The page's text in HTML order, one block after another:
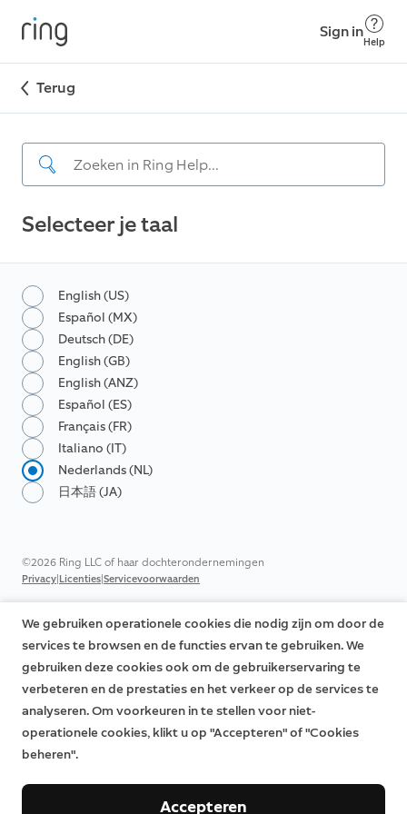
Sign in
Help
Terug
Selecteer je taal
English (US)
Español (MX)
Deutsch (DE)
English (GB)
English (ANZ)
Español (ES)
Français (FR)
Italiano (IT)
Nederlands (NL)
日本語 (JA)
©2026 Ring LLC of haar dochterondernemingen
Privacy|Licenties|Servicevoorwaarden
We gebruiken operationele cookies die nodig zijn om door de
services te browsen en de functies ervan te gebruiken. We
gebruiken deze cookies ook om de gebruikerservaring te
verbeteren en de prestaties en het verkeer op de services te
analyseren. Om voorkeuren in te stellen voor niet-
operationele cookies, klikt u op "Accepteren" of "Cookies
beheren".
Accepteren